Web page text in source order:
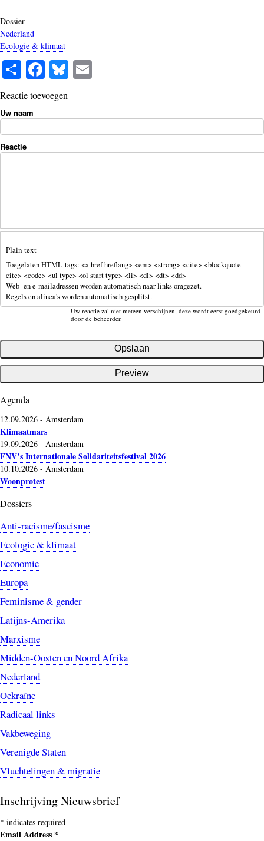
Dossier
Nederland
Ecologie & klimaat
S
ha
re
Fa
ce
bo
ok
Bl
ue
y
Reactie toevoegen
Uw naam
Reactie
Plain text
Toegelaten HTML-tags: <a href hreflang> <em> <strong> <cite> <blockquote
cite> <code> <ul type> <ol start type> <li> <dl> <dt> <dd>
Web- en e-mailadressen worden automatisch naar links omgezet.
Regels en alinea's worden automatisch gesplitst.
Uw reactie zal niet meteen verschijnen, deze wordt eerst goedgekeurd
door de beheerder.
Agenda
12.09.2026 - Amsterdam
Klimaatmars
19.09.2026 - Amsterdam
FNV’s Internationale Solidariteitsfestival 2026
10.10.2026 - Amsterdam
Woonprotest
Dossiers
Anti-racisme/fascisme
Ecologie & klimaat
Economie
Europa
Feminisme & gender
Latijns-Amerika
Marxisme
Midden-Oosten en Noord Afrika
Nederland
Oekraïne
Radicaal links
Vakbeweging
Verenigde Staten
Vluchtelingen & migratie
Inschrijving Nieuwsbrief
* indicates required
Email Address *